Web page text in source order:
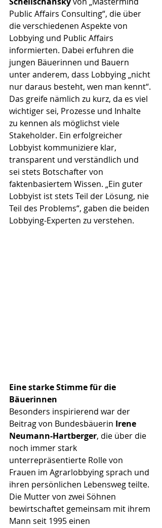
Public Affairs Consulting“, die über
die verschiedenen Aspekte von
Lobbying und Public Affairs
informierten. Dabei erfuhren die
jungen Bäuerinnen und Bauern
unter anderem, dass Lobbying „nicht
nur daraus besteht, wen man kennt“.
Das greife nämlich zu kurz, da es viel
wichtiger sei, Prozesse und Inhalte
zu kennen als möglichst viele
Stakeholder. Ein erfolgreicher
Lobbyist kommuniziere klar,
transparent und verständlich und
sei stets Botschafter von
faktenbasiertem Wissen. „Ein guter
Lobbyist ist stets Teil der Lösung, nie
Teil des Problems“, gaben die beiden
Lobbying-Experten zu verstehen.
Eine starke Stimme für die
Bäuerinnen
Besonders inspirierend war der
Beitrag von Bundesbäuerin Irene
Neumann-Hartberger, die über die
noch immer stark
unterrepräsentierte Rolle von
Frauen im Agrarlobbying sprach und
ihren persönlichen Lebensweg teilte.
Die Mutter von zwei Söhnen
bewirtschaftet gemeinsam mit ihrem
Mann seit 1995 einen